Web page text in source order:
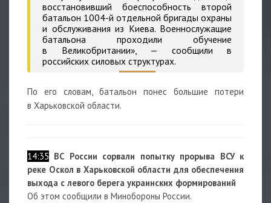
восстановивший боеспособность второй
батальон 1004-й отдельной бригады охраны
и обслуживания из Киева. Военнослужащие
батальона проходили обучение
в Великобритании», — сообщили в
российских силовых структурах.
По его словам, батальон понес большие потери
в Харьковской области.
14:35 ВС России сорвали попытку прорыва ВСУ к
реке Оскол в Харьковской области для обеспечения
выхода с левого берега украинских формирований
Об этом сообщили в Минобороны России.